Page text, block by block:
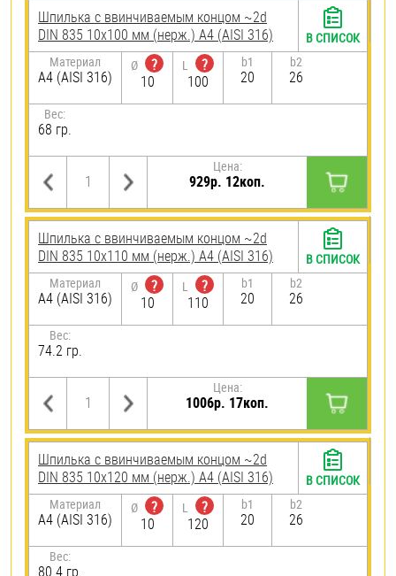
Шпилька c ввинчиваемым концом ~2d
DIN 835 10х100 мм (нерж.) A4 (AISI 316)
Материал
A4 (AISI 316)
Ø
?
10
L
?
100
b1
20
b2
26
Вес:
68 гр.
Цена:
929р. 12коп.
В СПИСОК
Шпилька c ввинчиваемым концом ~2d
DIN 835 10х110 мм (нерж.) A4 (AISI 316)
Материал
A4 (AISI 316)
Ø
?
10
L
?
110
b1
20
b2
26
Вес:
74.2 гр.
Цена:
1006р. 17коп.
В СПИСОК
Шпилька c ввинчиваемым концом ~2d
DIN 835 10х120 мм (нерж.) A4 (AISI 316)
Материал
A4 (AISI 316)
Ø
?
10
L
?
120
b1
20
b2
26
Вес:
80.4 гр.
В СПИСОК